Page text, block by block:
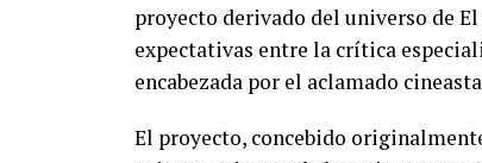
proyecto derivado del universo de
expectativas entre la crítica
encabezada por el aclamado
El proyecto, concebido